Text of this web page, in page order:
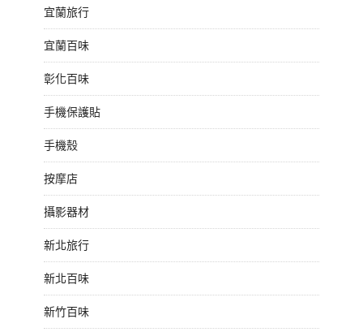
宜蘭旅行
宜蘭百味
彰化百味
手機保護貼
手機殼
按摩店
攝影器材
新北旅行
新北百味
新竹百味